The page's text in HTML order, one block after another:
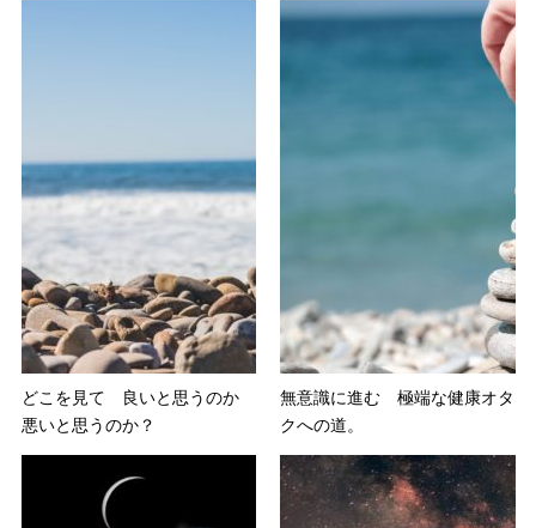
どこを見て 良いと思うのか
悪いと思うのか？
無意識に進む 極端な健康オタ
クへの道。